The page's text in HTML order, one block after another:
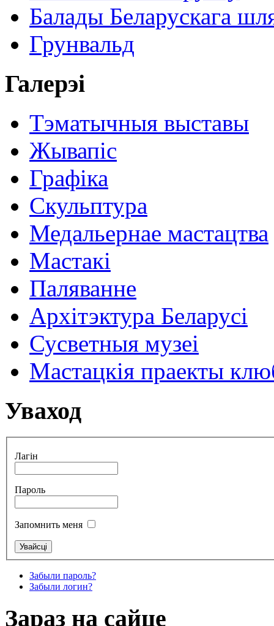
Балады Беларускага
Грунвальд
Галерэі
Тэматычныя выставы
Жывапіс
Графіка
Скульптура
Медальернае мастацтва
Мастакі
Паляванне
Архітэктура Беларусі
Сусветныя музеі
Мастацкія праекты
Уваход
Лагін
Пароль
Запомнить меня
Забыли пароль?
Забыли логин?
Зараз на сайце